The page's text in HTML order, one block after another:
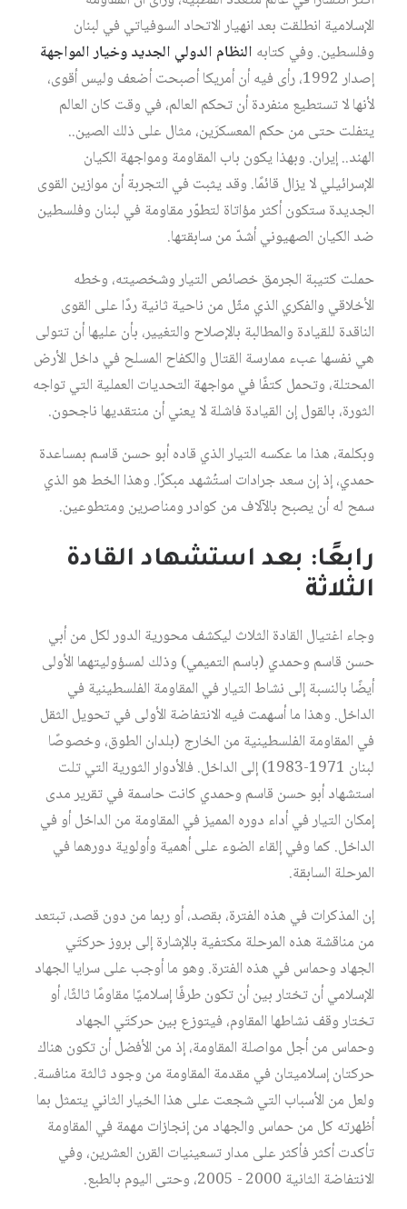
الإسلامية انطلقت بعد انهيار الاتحاد السوفياتي في لبنان
وفلسطين. وفي كتابه النظام الدولي الجديد وخيار المواجهة
إصدار 1992، رأى فيه أن أمريكا أصبحت أضعف وليس أقوى،
لأنها لا تستطيع منفردة أن تحكم العالم، في وقت كان العالم
يتفلت حتى من حكم المعسكرَين، مثال على ذلك الصين..
الهند.. إيران. وبهذا يكون باب المقاومة ومواجهة الكيان
الإسرائيلي لا يزال قائمًا. وقد يثبت في التجربة أن موازين القوى
الجديدة ستكون أكثر مؤاتاة لتطوّر مقاومة في لبنان وفلسطين
ضد الكيان الصهيوني أشدّ من سابقتها.
حملت كتيبة الجرمق خصائص التيار وشخصيته، وخطه
الأخلاقي والفكري الذي مثّل من ناحية ثانية ردًا على القوى
الناقدة للقيادة والمطالبة بالإصلاح والتغيير، بأن عليها أن تتولى
هي نفسها عبء ممارسة القتال والكفاح المسلح في داخل الأرض
المحتلة، وتحمل كتفًا في مواجهة التحديات العملية التي تواجه
الثورة، بالقول إن القيادة فاشلة لا يعني أن منتقديها ناجحون.
وبكلمة، هذا ما عكسه التيار الذي قاده أبو حسن قاسم بمساعدة
حمدي، إذ إن سعد جرادات استُشهد مبكرًا. وهذا الخط هو الذي
سمح له أن يصبح بالآلاف من كوادر ومناصرين ومتطوعين.
رابعًا: بعد استشهاد القادة
الثلاثة
وجاء اغتيال القادة الثلاث ليكشف محورية الدور لكل من أبي
حسن قاسم وحمدي (باسم التميمي) وذلك لمسؤوليتهما الأولى
أيضًا بالنسبة إلى نشاط التيار في المقاومة الفلسطينية في
الداخل. وهذا ما أسهمت فيه الانتفاضة الأولى في تحويل الثقل
في المقاومة الفلسطينية من الخارج (بلدان الطوق، وخصوصًا
لبنان 1971-1983) إلى الداخل. فالأدوار الثورية التي تلت
استشهاد أبو حسن قاسم وحمدي كانت حاسمة في تقرير مدى
إمكان التيار في أداء دوره المميز في المقاومة من الداخل أو في
الداخل. كما وفي إلقاء الضوء على أهمية وأولوية دورهما في
المرحلة السابقة.
إن المذكرات في هذه الفترة، بقصد، أو ربما من دون قصد، تبتعد
من مناقشة هذه المرحلة مكتفية بالإشارة إلى بروز حركتَي
الجهاد وحماس في هذه الفترة. وهو ما أوجب على سرايا الجهاد
الإسلامي أن تختار بين أن تكون طرفًا إسلاميًا مقاومًا ثالثًا، أو
تختار وقف نشاطها المقاوم، فيتوزع بين حركتَي الجهاد
وحماس من أجل مواصلة المقاومة، إذ من الأفضل أن تكون هناك
حركتان إسلاميتان في مقدمة المقاومة من وجود ثالثة منافسة.
ولعل من الأسباب التي شجعت على هذا الخيار الثاني يتمثل بما
أظهرته كل من حماس والجهاد من إنجازات مهمة في المقاومة
تأكدت أكثر فأكثر على مدار تسعينيات القرن العشرين، وفي
الانتفاضة الثانية 2000 - 2005، وحتى اليوم بالطبع.